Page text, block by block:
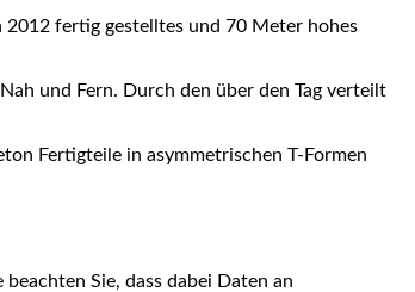
2012 fertig gestelltes und 70 Meter hohes
und Fern. Durch den über den Tag verteilt
Fertigteile in asymmetrischen T-Formen
Sie, dass dabei Daten an